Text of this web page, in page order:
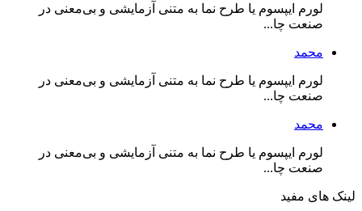
لورم ایپسوم یا طرح‌ نما به متنی آزمایشی و بی‌معنی در
صنعت چا...
محمد
لورم ایپسوم یا طرح‌ نما به متنی آزمایشی و بی‌معنی در
صنعت چا...
محمد
لورم ایپسوم یا طرح‌ نما به متنی آزمایشی و بی‌معنی در
صنعت چا...
لینک های مفید